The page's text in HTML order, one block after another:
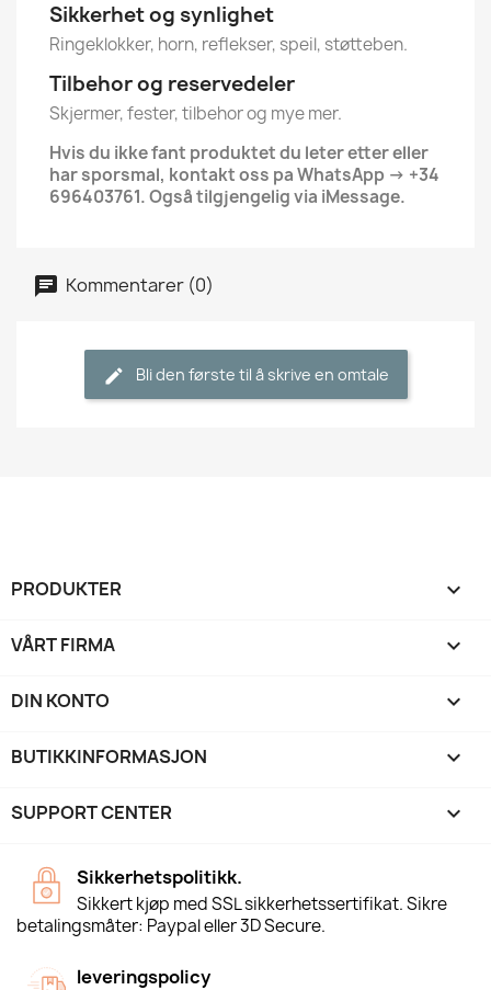
Sikkerhet og synlighet
Ringeklokker, horn, reflekser, speil, støtteben.
Tilbehor og reservedeler
Skjermer, fester, tilbehor og mye mer.
Hvis du ikke fant produktet du leter etter eller
har sporsmal, kontakt oss pa WhatsApp → +34
696403761. Også tilgjengelig via iMessage.
Kommentarer (0)
Bli den første til å skrive en omtale
PRODUKTER 
VÅRT FIRMA 
DIN KONTO 
BUTIKKINFORMASJON keyboard_arrow_down
SUPPORT CENTER 
Sikkerhetspolitikk.
Sikkert kjøp med SSL sikkerhetssertifikat. Sikre
betalingsmåter: Paypal eller 3D Secure.
leveringspolicy